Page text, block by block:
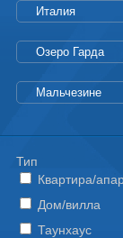
Тип
Квартира/
Дом/вилла
Таунхаус